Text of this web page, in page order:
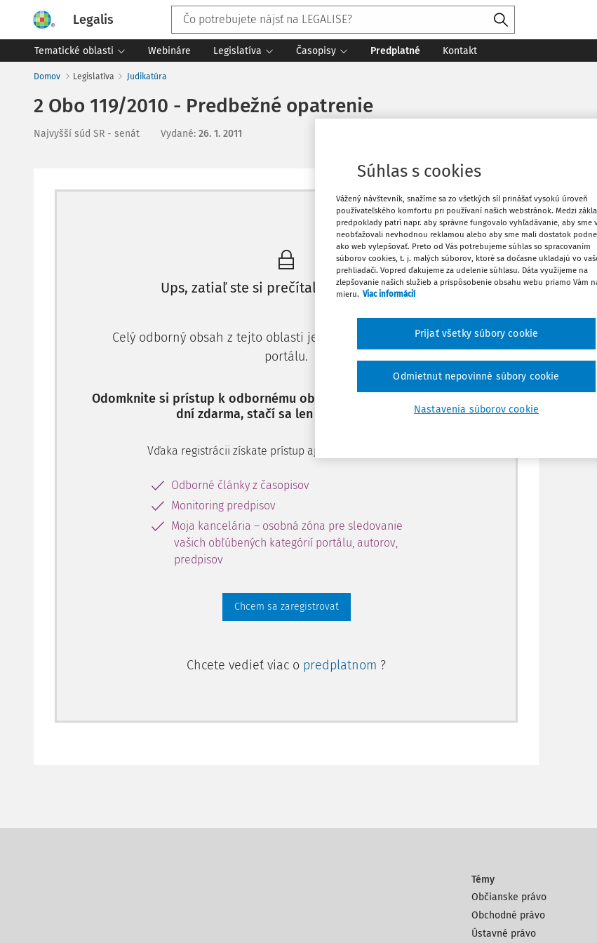
Legalis
Tematické oblasti Webináre Legislatíva Časopisy Predplatné Kontakt
Domov Legislatíva Judikatúra
2 Obo 119/2010 - Predbežné opatrenie
Najvyšší súd SR - senát Vydané: 26. 1. 2011
Máte predplatné? Prihláste sa
Ups, zatiaľ ste si prečítali len začiatok...
Celý odborný obsah z tejto oblasti je dostupný predplatiteľom
portálu.
Odomknite si prístup k odbornému obsahu a získajte prístup na 10
dní zdarma, stačí sa len zaregistrovať.
Vďaka registrácii získate prístup aj k vybranému obsahu:
Odborné články z časopisov
Monitoring predpisov
Moja kancelária – osobná zóna pre sledovanie
vašich obľúbených kategórií portálu, autorov,
predpisov
Chcem sa zaregistrovať
Chcete vedieť viac o predplatnom ?
Témy
Občianske právo
Obchodné právo
Ústavné právo
Súhlas s cookies
Vážený návštevník, snažíme sa zo všetkých síl prinášať vysokú úroveň
používateľského komfortu pri používaní našich webstránok. Medzi
predpoklady patrí napr. aby správne fungovalo vyhľadávanie, aby sme
neobťažovali nevhodnou reklamou alebo aby sme mali dostatok
ako web vylepšovať. Preto od Vás potrebujeme súhlas so spracovaním
súborov cookies, t. j. malých súborov, ktoré sa dočasne ukladajú vo
prehliadači. Vopred ďakujeme za udelenie súhlasu. Dáta využijeme na
zlepšovanie našich služieb a prispôsobenie obsahu webu priamo Vám
mieru. Viac informácií
Nastavenia súborov cookie
Odmietnut nepovinné súbory cookie
Prijať všetky súbory cookie